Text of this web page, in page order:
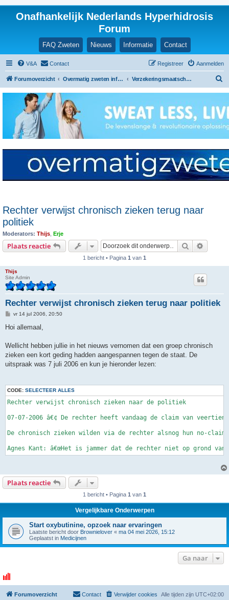
Onafhankelijk Nederlands Hyperhidrosis
Forum
FAQ Zweten Nieuws Informatie Contact
V&A Contact Aanmelden
Registreer
Forumoverzicht Overmatig zweten informatie en ervaringen Verzekeringsmaatschappijen
k
Rechter verwijst chronisch zieken terug naar
politiek
Moderators: Thijs Erje
Plaats reactie Zoek
1 bericht • Pagina 1 van 1
Thijs
Site Admin
Rechter verwijst chronisch zieken terug naar politiek
B
r
h
vr 14 jul 2006, 20:50
Hoi allemaal,
Wellicht hebben jullie in het nieuws vernomen dat een groep chronisch
zieken een kort geding hadden aangespannen tegen de staat. De
uitspraak was 7 juli 2006 en kun je hieronder lezen:
CODE: SELECTEER ALLES
Rechter verwijst chronisch zieken naar de politiek
07-07-2006 â€¢ De rechter heeft vandaag de claim van
De chronisch zieken wilden via de rechter alsnog hun no-
Agnes Kant: â€œHet is jammer dat de rechter niet op grond
Plaats reactie
1 bericht • Pagina 1 van 1
Vergelijkbare Onderwerpen
Start oxybutinine, opzoek naar ervaringen
Laatste bericht door Brownielover « ma 04 mei 2026, 15:12
Geplaatst in Medicijnen
Ga naar
Forumoverzicht Alle tijden zijn UTC+02:00
Verwijder cookies
Contact